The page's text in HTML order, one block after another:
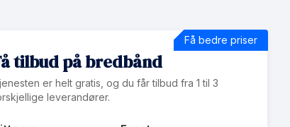
tilbud på bredbånd
er helt gratis, og du får tilbud fra 1 til 3
leverandører.
Få bedre priser